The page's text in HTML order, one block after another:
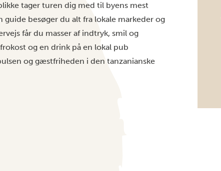
tager turen dig med til byens mest
besøger du alt fra lokale markeder og
får du masser af indtryk, smil og
og en drink på en lokal pub
og gæstfriheden i den tanzanianske